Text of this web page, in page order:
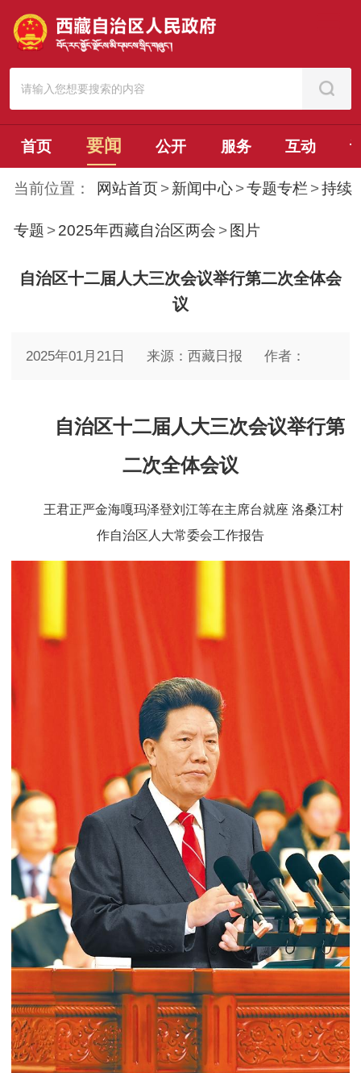
首页 要闻 公开 服务 互动
当前位置： 网站首页 > 新闻中心 >专题专栏 >持续
专题 > 2025年西藏自治区两会 > 图片
自治区十二届人大三次会议举行第二次全体会
议
2025年01月21日 来源：西藏日报 作者：
自治区十二届人大三次会议举行第
二次全体会议
王君正严金海嘎玛泽登刘江等在主席台就座 洛桑江村
作自治区人大常委会工作报告